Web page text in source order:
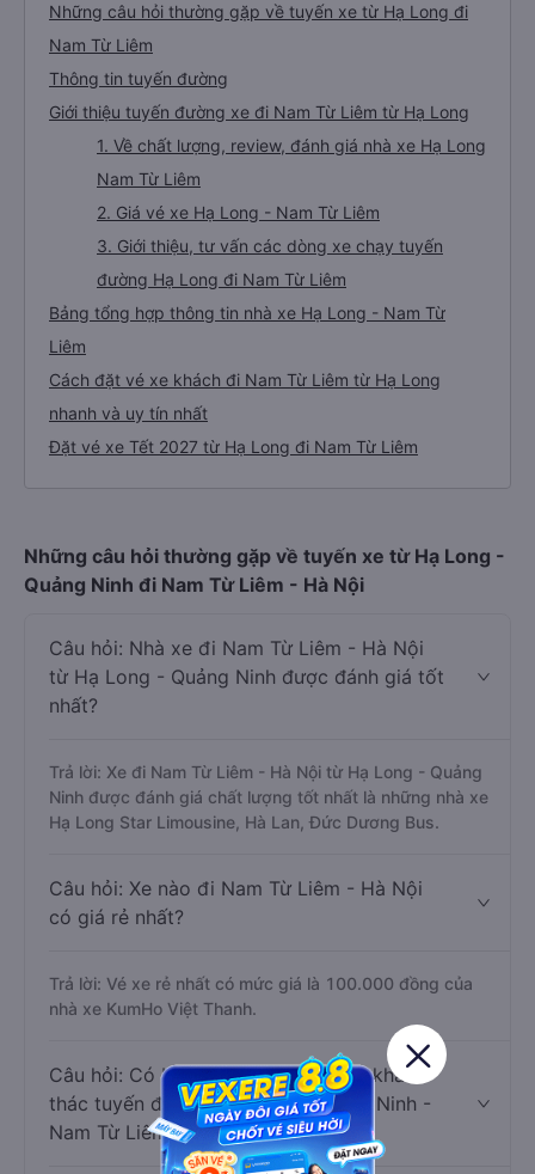
Những câu hỏi thường gặp về tuyến xe từ Hạ Long đi
Nam Từ Liêm
Thông tin tuyến đường
Giới thiệu tuyến đường xe đi Nam Từ Liêm từ Hạ Long
1. Về chất lượng, review, đánh giá nhà xe Hạ Long
Nam Từ Liêm
2. Giá vé xe Hạ Long - Nam Từ Liêm
3. Giới thiệu, tư vấn các dòng xe chạy tuyến
đường Hạ Long đi Nam Từ Liêm
Bảng tổng hợp thông tin nhà xe Hạ Long - Nam Từ
Liêm
Cách đặt vé xe khách đi Nam Từ Liêm từ Hạ Long
nhanh và uy tín nhất
Đặt vé xe Tết 2027 từ Hạ Long đi Nam Từ Liêm
Những câu hỏi thường gặp về tuyến xe từ Hạ Long -
Quảng Ninh đi Nam Từ Liêm - Hà Nội
Câu hỏi: Nhà xe đi Nam Từ Liêm - Hà Nội
từ Hạ Long - Quảng Ninh được đánh giá tốt
nhất?
Trả lời: Xe đi Nam Từ Liêm - Hà Nội từ Hạ Long - Quảng
Ninh được đánh giá chất lượng tốt nhất là những nhà xe
Hạ Long Star Limousine, Hà Lan, Đức Dương Bus.
Câu hỏi: Xe nào đi Nam Từ Liêm - Hà Nội
có giá rẻ nhất?
Trả lời: Vé xe rẻ nhất có mức giá là 100.000 đồng của
nhà xe KumHo Việt Thanh.
Câu hỏi: Có bao nhiêu nhà xe đang khai
thác tuyến đường Hạ Long - Quảng Ninh -
Nam Từ Liêm - Hà Nội ?